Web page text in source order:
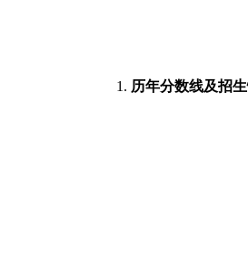
1. 历年分数线及招